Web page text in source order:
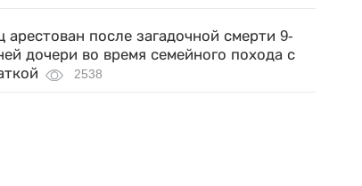
арестован после загадочной смерти 9-
дочери во время семейного похода с
2538